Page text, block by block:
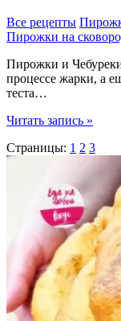
Все рецепты
Пирожки на
Пирожки и
процессе жарки, а
теста…
Пирожки
—
Читать запись »
Страницы: 1 2 3